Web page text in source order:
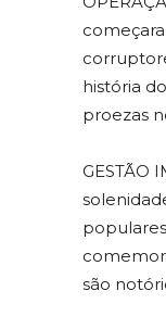
história
proezas
GESTÃO
são